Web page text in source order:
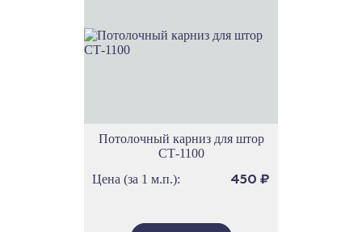
Потолочный карниз для штор
СТ-1100
Цена (за 1 м.п.):
450 ₽